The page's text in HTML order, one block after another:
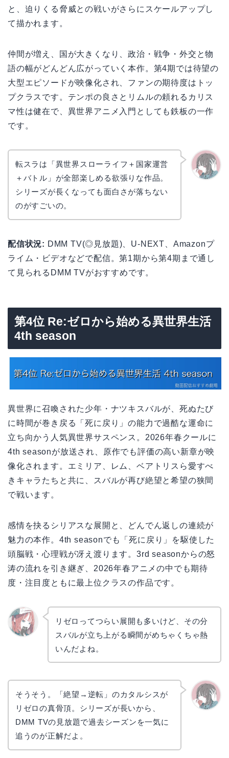
と、迫りくる脅威との戦いがさらにスケールアップし
て描かれます。
仲間が増え、国が大きくなり、政治・戦争・外交と物
語の幅がどんどん広がっていく本作。第4期では待望の
大型エピソードが映像化され、ファンの期待度はトッ
プクラスです。テンポの良さとリムルの頼れるカリス
マ性は健在で、異世界アニメ入門としても鉄板の一作
です。
転スラは「異世界スローライフ＋国家運営
＋バトル」が全部楽しめる欲張りな作品。
シリーズが長くなっても面白さが落ちない
のがすごいの。
配信状況: DMM TV(◎見放題)、U-NEXT、Amazonプ
ライム・ビデオなどで配信。第1期から第4期まで通し
て見られるDMM TVがおすすめです。
第4位 Re:ゼロから始める異世界生活
4th season
異世界に召喚された少年・ナツキスバルが、死ぬたび
に時間が巻き戻る「死に戻り」の能力で過酷な運命に
立ち向かう人気異世界サスペンス。2026年春クールに
4th seasonが放送され、原作でも評価の高い新章が映
像化されます。エミリア、レム、ベアトリスら愛すべ
きキャラたちと共に、スバルが再び絶望と希望の狭間
で戦います。
感情を抉るシリアスな展開と、どんでん返しの連続が
魅力の本作。4th seasonでも「死に戻り」を駆使した
頭脳戦・心理戦が冴え渡ります。3rd seasonからの怒
涛の流れを引き継ぎ、2026年春アニメの中でも期待
度・注目度ともに最上位クラスの作品です。
リゼロってつらい展開も多いけど、その分
スバルが立ち上がる瞬間がめちゃくちゃ熱
いんだよね。
そうそう。「絶望→逆転」のカタルシスが
リゼロの真骨頂。シリーズが長いから、
DMM TVの見放題で過去シーズンを一気に
追うのが正解だよ。